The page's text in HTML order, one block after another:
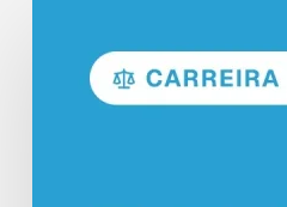
Procurador:
Funções